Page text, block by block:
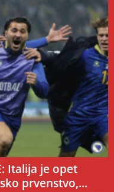
Italija je opet
prvenstvo,...